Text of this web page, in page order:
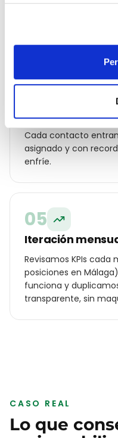
04
leads
Conectamos
llamadas a un CRM
Cada contacto
asignado y con
enfríe.
05
Iteración
Revisamos KPIs cada
posiciones en
funciona y
transparente, sin
CASO REAL
Lo que